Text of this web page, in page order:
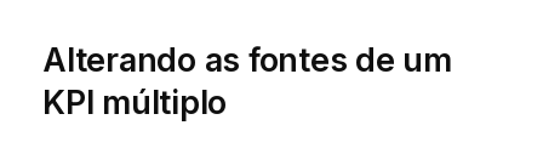
Alterando as fontes de um
KPI múltiplo